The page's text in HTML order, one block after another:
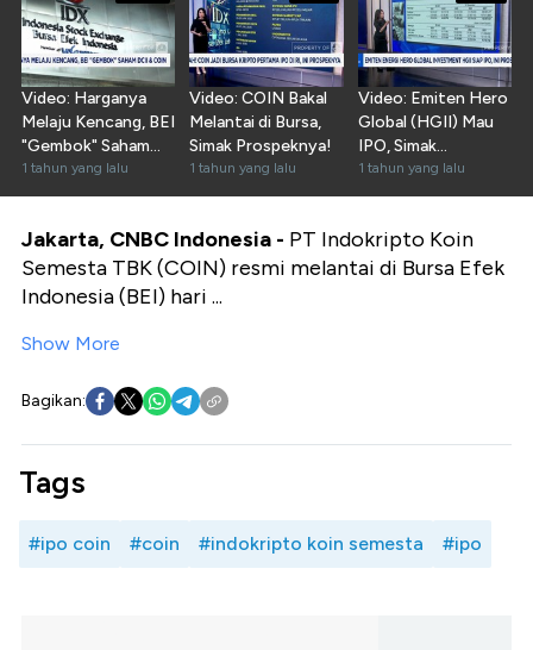
Video: Harganya
Melaju Kencang, BEI
"Gembok" Saham
DCII & COIN
1 tahun yang lalu
Video: COIN Bakal
Melantai di Bursa,
Simak Prospeknya!
1 tahun yang lalu
Video: Emiten Hero
Global (HGII) Mau
IPO, Simak
Prospeknya!
1 tahun yang lalu
Jakarta, CNBC Indonesia - PT Indokripto Koin
Semesta TBK (COIN) resmi melantai di Bursa Efek
Indonesia (BEI) hari ...
Show More
Bagikan:
Tags
#ipo coin #coin #indokripto koin semesta #ipo